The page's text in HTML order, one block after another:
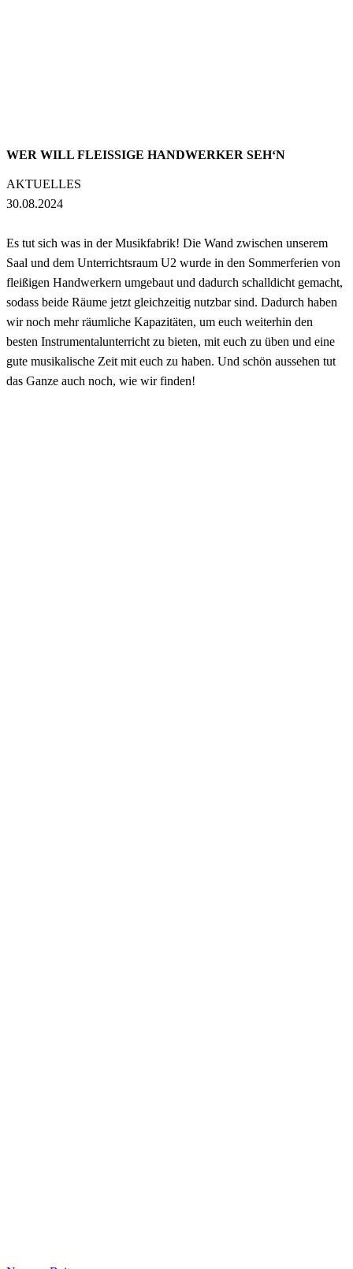
WER WILL FLEISSIGE HANDWERKER SEH‘N
AKTUELLES
30.08.2024
Es tut sich was in der Musikfabrik! Die Wand zwischen unserem
Saal und dem Unterrichtsraum U2 wurde in den Sommerferien von
fleißigen Handwerkern umgebaut und dadurch schalldicht gemacht,
sodass beide Räume jetzt gleichzeitig nutzbar sind. Dadurch haben
wir noch mehr räumliche Kapazitäten, um euch weiterhin den
besten Instrumentalunterricht zu bieten, mit euch zu üben und eine
gute musikalische Zeit mit euch zu haben. Und schön aussehen tut
das Ganze auch noch, wie wir finden!